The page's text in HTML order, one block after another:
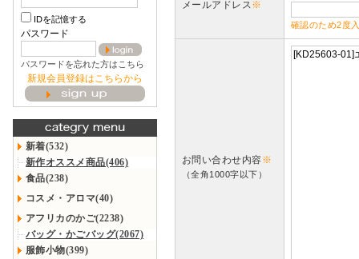
IDを記憶する
パスワード
パスワードを忘れた方はこちら
新規会員登録はこちらから
新着(532)
新作オススメ商品(406)
食品(238)
コスメ・アロマ(40)
アフリカのかご(2238)
バッグ・かごバッグ(2067)
服飾小物(399)
メールアドレス※
確認のため2度
お問い合わせ内容※
（全角1000字以下）